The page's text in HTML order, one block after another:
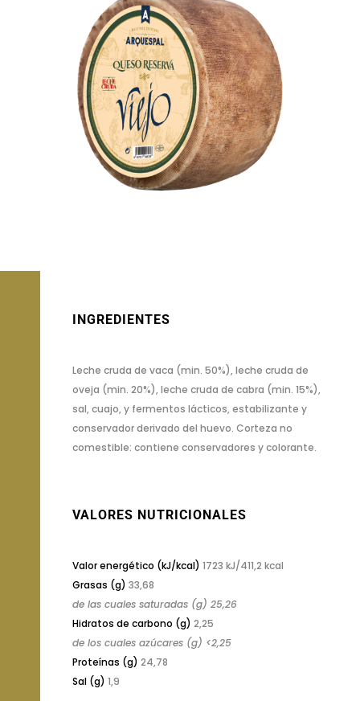
INGREDIENTES
Leche cruda de vaca (min. 50%), leche cruda de
oveja (min. 20%), leche cruda de cabra (min. 15%),
sal, cuajo, y fermentos lácticos, estabilizante y
conservador derivado del huevo. Corteza no
comestible: contiene conservadores y colorante.
VALORES NUTRICIONALES
Valor energético (kJ/kcal) 1723 kJ/411,2 kcal
Grasas (g) 33,68
de las cuales saturadas (g) 25,26
Hidratos de carbono (g) 2,25
de los cuales azúcares (g) <2,25
Proteínas (g) 24,78
Sal (g) 1,9